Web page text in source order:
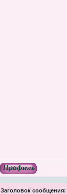
Заголовок сообщения: